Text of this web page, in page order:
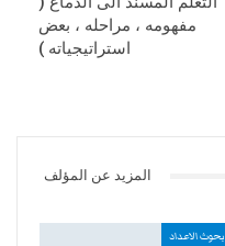
مفهومه ، مراحله ، بعض
استراتيجياته )
المزيد عن المؤلف
بحوث الاعداد